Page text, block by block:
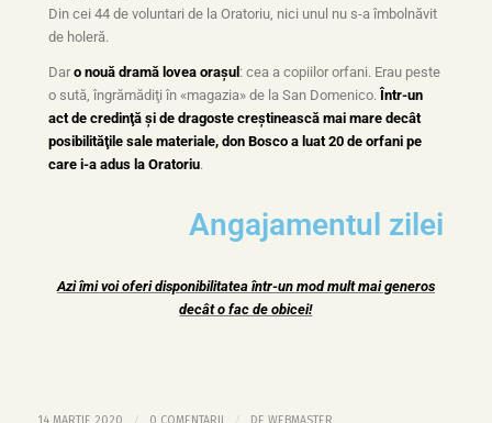
Din cei 44 de voluntari de la Oratoriu, nici unul nu s-a îmbolnăvit
de holeră.
Daro nouă dramă lovea oraşul : cea a copiilor orfani. Erau peste
o sută, îngrămădiţi în «magazia» de la San Domenico. Într-un
act de credinţă şi de dragoste creştinească mai mare decât
posibilităţile sale materiale, don Bosco a luat 20 de orfani pe
care i-a adus la Oratoriu.
Angajamentul zilei
Azi îmi voi oferi disponibilitatea într-un mod mult mai generos
decât o fac de obicei!